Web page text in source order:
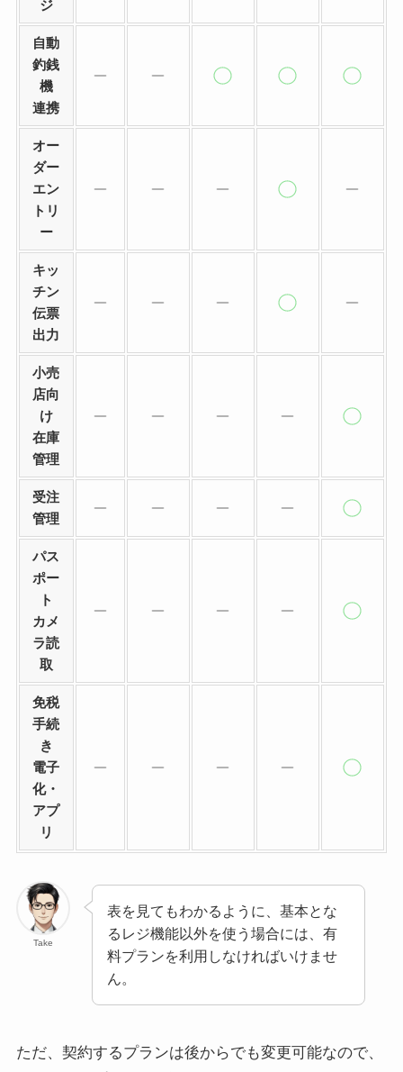
ジ
自動
釣銭
機
連携
オー
ダー
エン
トリ
ー
キッ
チン
伝票
出力
小売
店向
け
在庫
管理
受注
管理
パス
ポー
ト
カメ
ラ読
取
免税
手続
き
電子
化・
アプ
リ
Take
表を見てもわかるように、基本とな
るレジ機能以外を使う場合には、有
料プランを利用しなければいけませ
ん。
ただ、契約するプランは後からでも変更可能なので、